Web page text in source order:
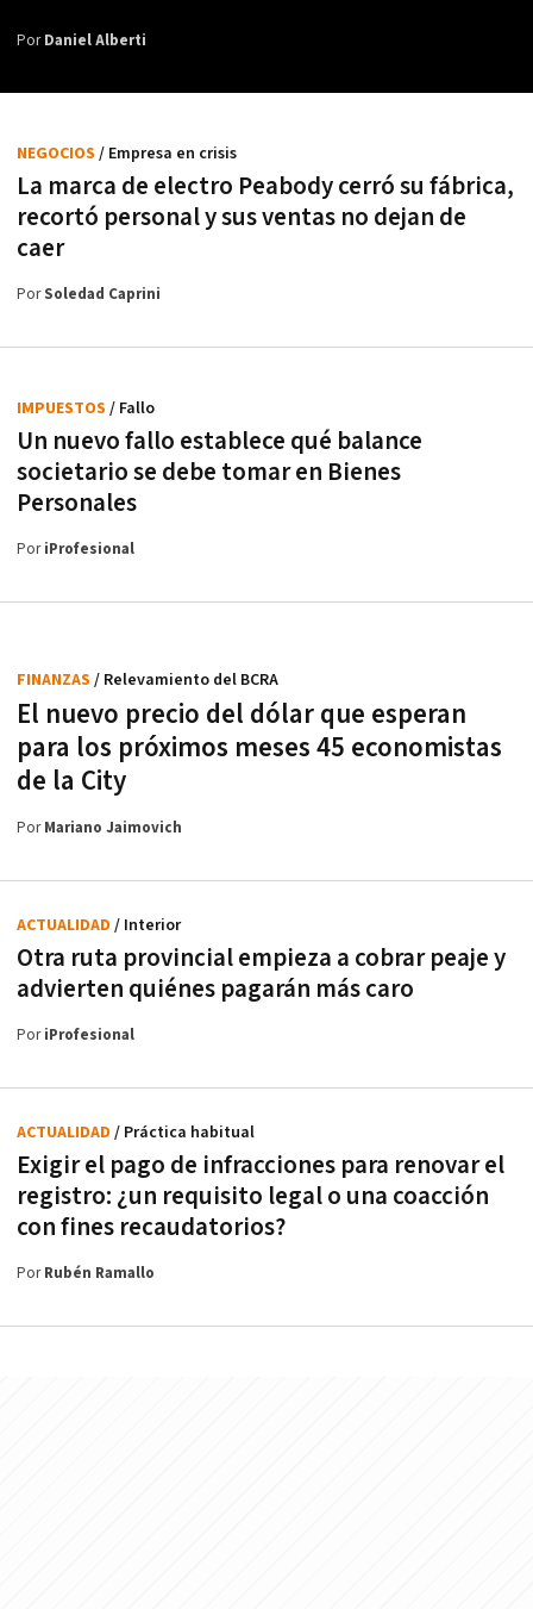
PorDaniel Alberti
La marca de electro Peabody cerró su fábrica,
recortó personal y sus ventas no dejan de
caer
NEGOCIOS / Empresa en crisis
PorSoledad Caprini
Un nuevo fallo establece qué balance
societario se debe tomar en Bienes
Personales
IMPUESTOS / Fallo
PoriProfesional
El nuevo precio del dólar que esperan
para los próximos meses 45 economistas
de la City
FINANZAS / Relevamiento del BCRA
PorMariano Jaimovich
Otra ruta provincial empieza a cobrar peaje y
advierten quiénes pagarán más caro
ACTUALIDAD / Interior
PoriProfesional
Exigir el pago de infracciones para renovar el
registro: ¿un requisito legal o una coacción
con fines recaudatorios?
ACTUALIDAD / Práctica habitual
PorRubén Ramallo